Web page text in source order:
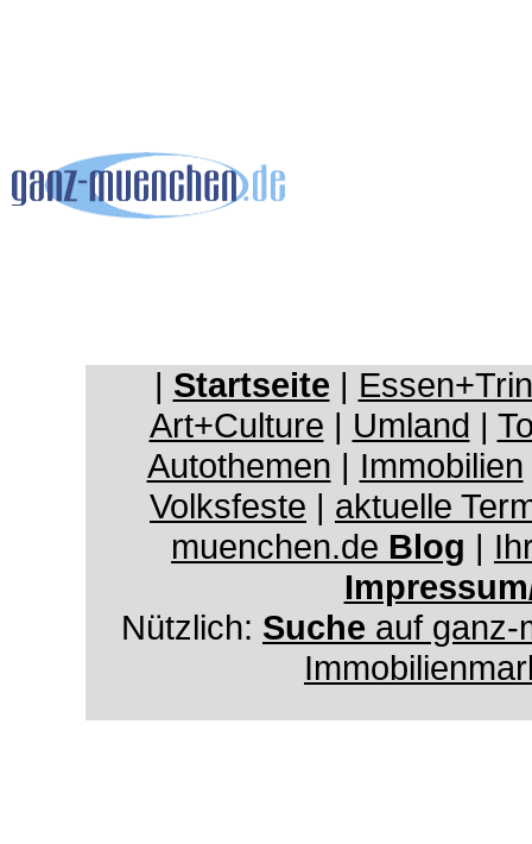
| Startseite |
Art+Culture | Umland |
Autothemen | Immobilien
Volksfeste | aktuelle
muenchen.de Blog |
Nützlich: Suche auf ganz-